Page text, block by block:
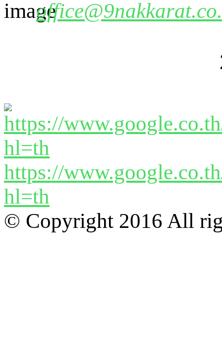
https://
hl=th
© Copyright 2016 All